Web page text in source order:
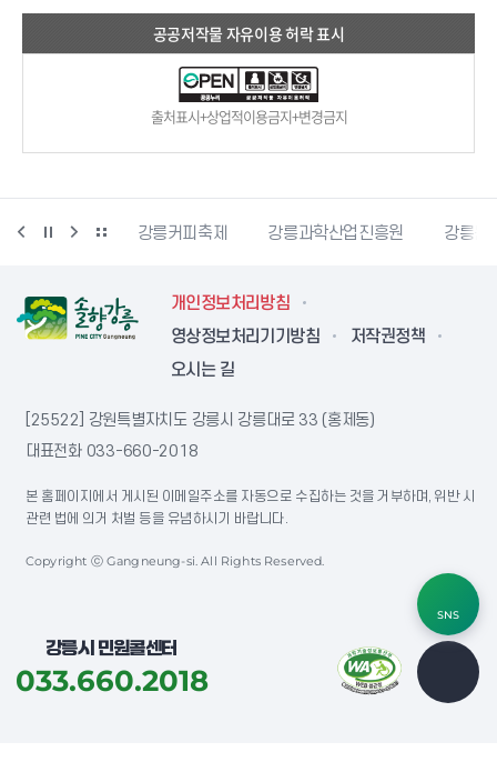
공공저작물 자유이용 허락 표시
출처표시+상업적이용금지+변경금지
자원봉사센터 강릉커피축제 강릉과학산업진흥원 강릉문
개인정보처리방침
영상정보처리기기방침
저작권정책
오시는 길
[25522] 강원특별자치도 강릉시 강릉대로 33 (홍제동)
대표전화 033-660-2018
본 홈페이지에서 게시된 이메일주소를 자동으로 수집하는 것을 거부하며, 위반 시
관련 법에 의거 처벌 등을 유념하시기 바랍니다.
Copyright ⓒ Gangneung-si. All Rights Reserved.
강릉시 민원콜센터
033.660.2018
SNS